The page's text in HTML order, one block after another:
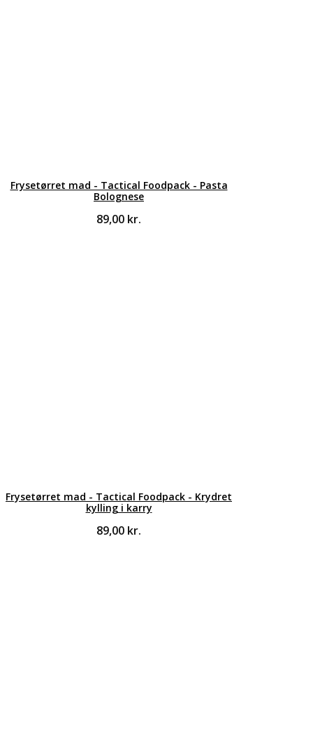
Frysetørret mad - Tactical Foodpack - Pasta
Bolognese
89,00 kr.
Frysetørret mad - Tactical Foodpack - Krydret
kylling i karry
89,00 kr.